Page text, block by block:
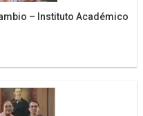
– Instituto Académico